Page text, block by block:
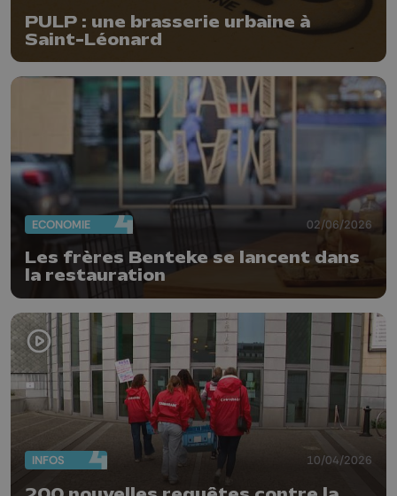
PULP : une brasserie urbaine à
Saint-Léonard
ECONOMIE 02/06/2026
Les frères Benteke se lancent dans
la restauration
INFOS 10/04/2026